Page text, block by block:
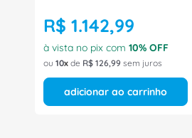
R$ 1.142,99
à vista no pix com 10% OFF
ou 10 de R$ 126,99 sem juros
adicionar ao carrinho